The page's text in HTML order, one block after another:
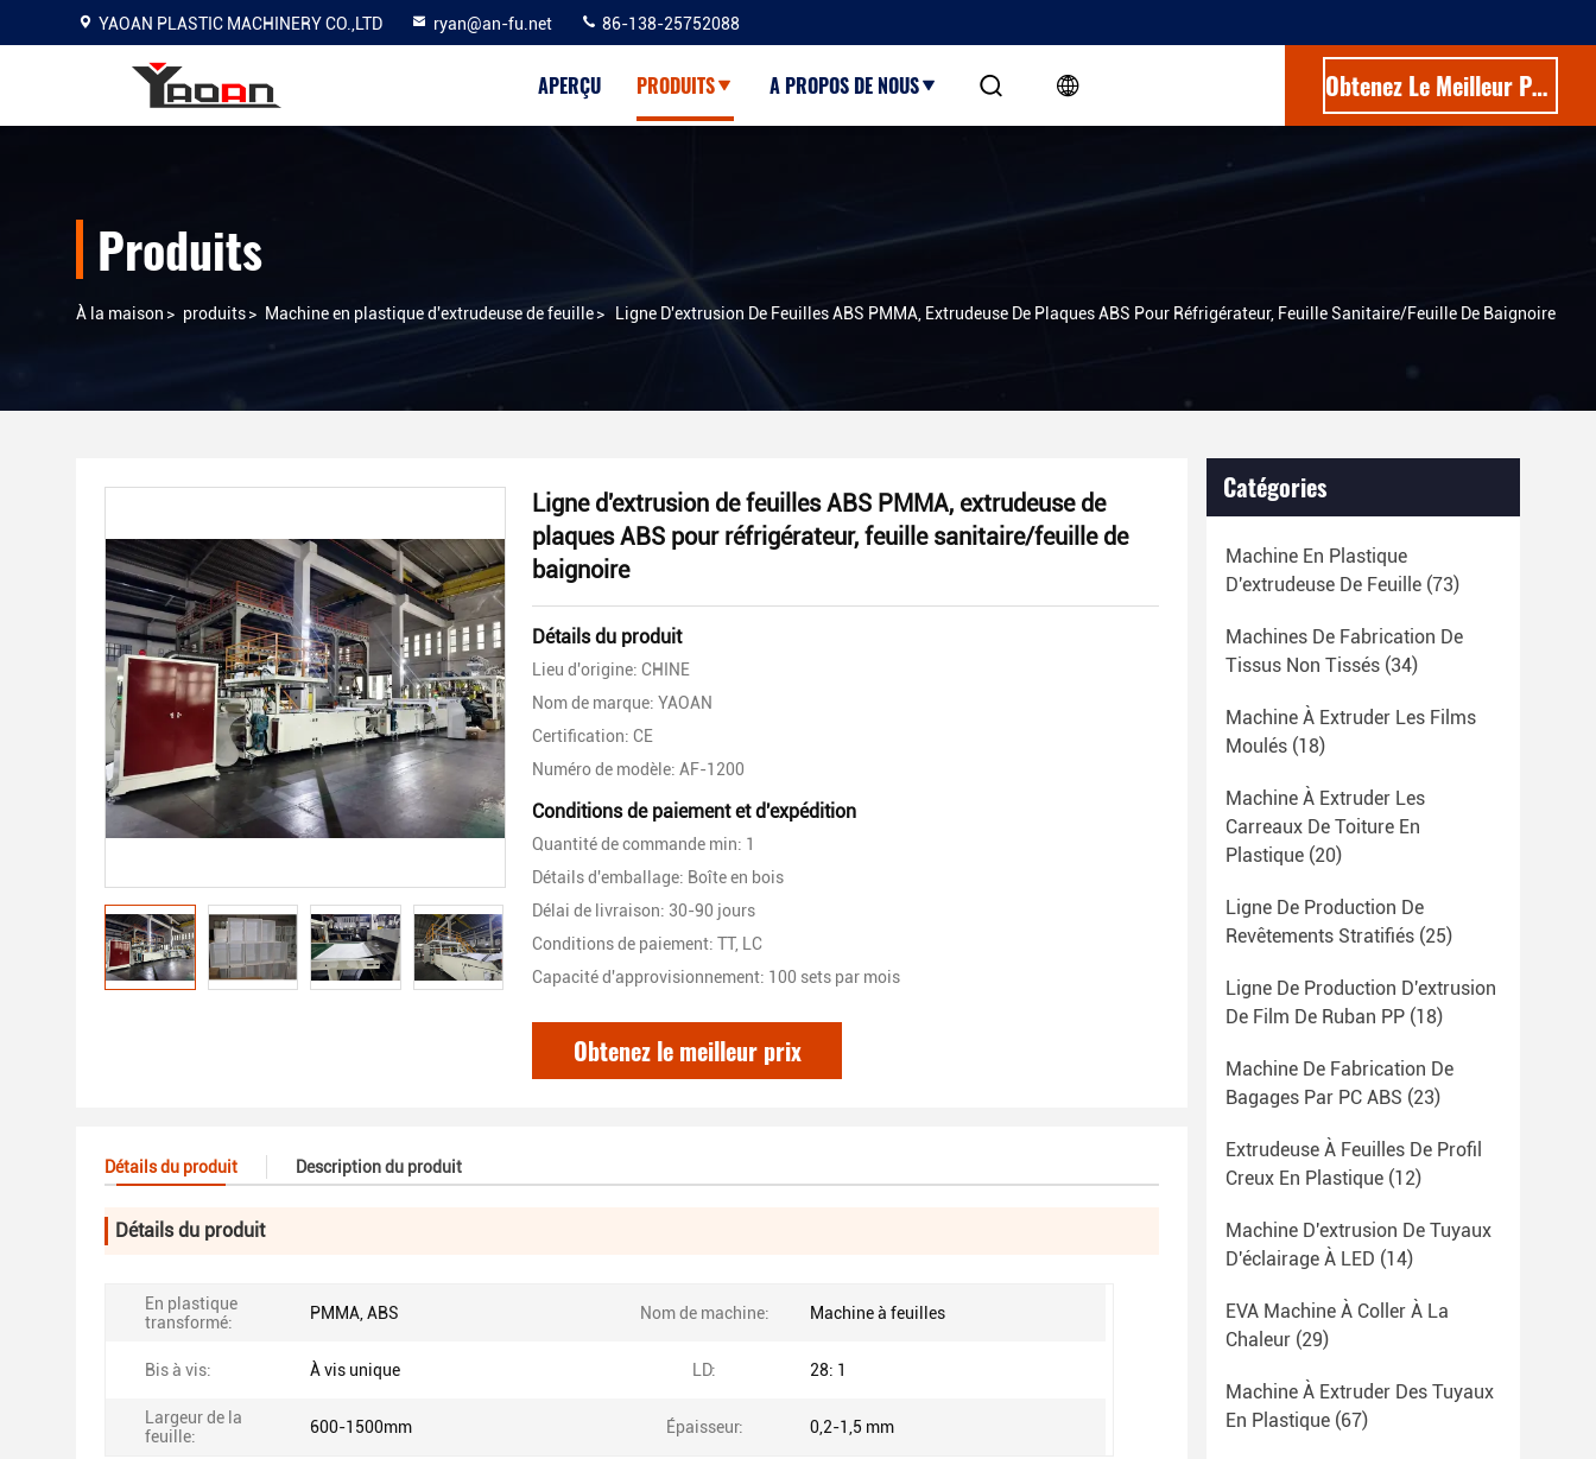
YAOAN PLASTIC MACHINERY CO.,LTD ryan@an-fu.net 86-138-25752088
APERÇU PRODUITS A PROPOS DE NOUS Obtenez Le Meilleur Prix
Produits
À la maison > produits> Machine en plastique d'extrudeuse de feuille> Ligne D'extrusion De Feuilles ABS PMMA, Extrudeuse De Plaques ABS Pour Réfrigérateur, Feuille Sanitaire/feuille De Baignoire
Ligne d'extrusion de feuilles ABS PMMA, extrudeuse de
plaques ABS pour réfrigérateur, feuille sanitaire/feuille de
baignoire
Détails du produit
Lieu d'origine: CHINE
Nom de marque: YAOAN
Certification: CE
Numéro de modèle: AF-1200
Conditions de paiement et d'expédition
Quantité de commande min: 1
Détails d'emballage: Boîte en bois
Délai de livraison: 30-90 jours
Conditions de paiement: TT, LC
Capacité d'approvisionnement: 100 sets par mois
Obtenez le meilleur prix
Détails du produit Description du produit
Détails du produit
En plastique
transformé:
PMMA, ABS Nom de machine: Machine à feuilles
Bis à vis: À vis unique LD: 28: 1
Largeur de la
feuille:
600-1500mm Épaisseur: 0,2-1,5 mm
Catégories
Machine En Plastique
D'extrudeuse De Feuille (73)
Machines De Fabrication De
Tissus Non Tissés (34)
Machine À Extruder Les Films
Moulés (18)
Machine À Extruder Les
Carreaux De Toiture En
Plastique (20)
Ligne De Production De
Revêtements Stratifiés (25)
Ligne De Production D'extrusion
De Film De Ruban PP (18)
Machine De Fabrication De
Bagages Par PC ABS (23)
Extrudeuse À Feuilles De Profil
Creux En Plastique (12)
Machine D'extrusion De Tuyaux
D'éclairage À LED (14)
EVA Machine À Coller À La
Chaleur (29)
Machine À Extruder Des Tuyaux
En Plastique (67)